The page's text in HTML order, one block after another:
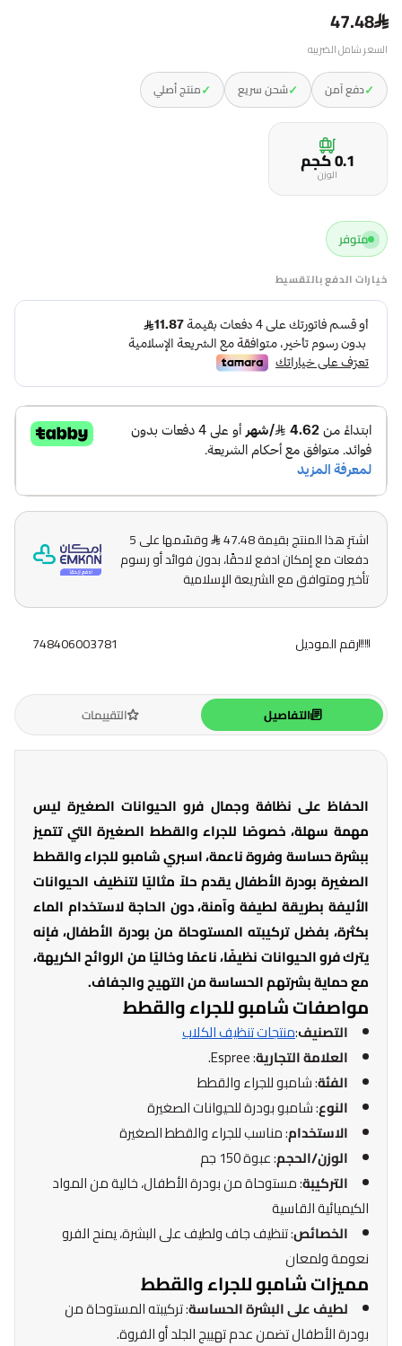
47.48
السعر شامل الضريبه
✓دفع آمن ✓شحن سريع ✓منتج أصلي
0.1 كجمالوزن
متوفر
خيارات الدفع بالتقسيط
اشترِ هذا المنتج بقيمة 47.48
وقسّمها على 5
دفعات مع إمكان ادفع لاحقًا، بدون فوائد أو رسوم
تأخير ومتوافق مع الشريعة الإسلامية
رقم الموديل 748406003781
التفاصيل التقييمات
الحفاظ على نظافة وجمال فرو الحيوانات الصغيرة ليس
مهمة سهلة، خصوصًا للجراء والقطط الصغيرة التي تتميز
ببشرة حساسة وفروة ناعمة، اسبري شامبو للجراء والقطط
الصغيرة بودرة الأطفال يقدم حلاً مثاليًا لتنظيف الحيوانات
الأليفة بطريقة لطيفة وآمنة، دون الحاجة لاستخدام الماء
بكثرة، بفضل تركيبته المستوحاة من بودرة الأطفال، فإنه
يترك فرو الحيوانات نظيفًا، ناعمًا وخاليًا من الروائح الكريهة،
مع حماية بشرتهم الحساسة من التهيج والجفاف.
مواصفات شامبو للجراء والقطط
التصنيف:منتجات تنظيف الكلاب
العلامة التجارية: Espree.
الفئة: شامبو للجراء والقطط
النوع: شامبو بودرة للحيوانات الصغيرة
الاستخدام: مناسب للجراء والقطط الصغيرة
الوزن/الحجم: عبوة 150 جم
التركيبة: مستوحاة من بودرة الأطفال، خالية من المواد
الكيميائية القاسية
الخصائص: تنظيف جاف ولطيف على البشرة، يمنح الفرو
نعومة ولمعان
مميزات شامبو للجراء والقطط
لطيف على البشرة الحساسة: تركيبته المستوحاة من
بودرة الأطفال تضمن عدم تهييج الجلد أو الفروة.